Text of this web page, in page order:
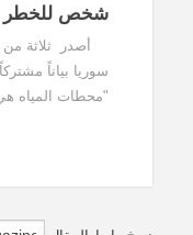
شخص للخطر
أصدر ثلاثة من
سوريا بياناً
"محطات المياه هي